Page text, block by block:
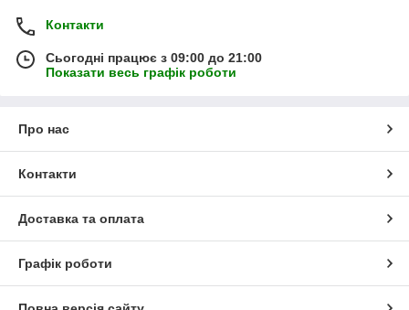
Контакти
Сьогодні працює з 09:00 до 21:00
Показати весь графік роботи
Про нас
Контакти
Доставка та оплата
Графік роботи